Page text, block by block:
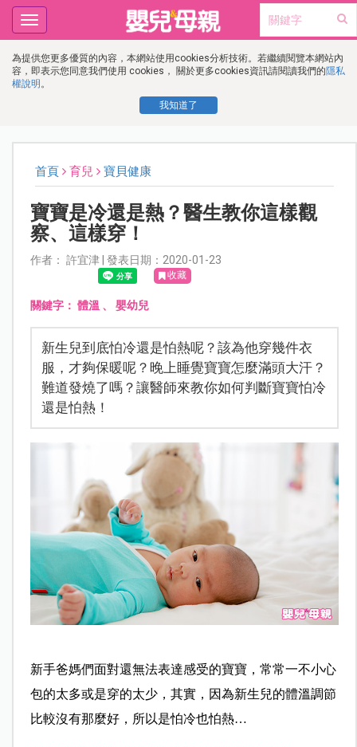
為提供您更多優質的內容，本網站使用cookies分析技術。若繼續閱覽本網站內
容，即表示您同意我們使用 cookies， 關於更多cookies資訊請閱讀我們的隱私
權說明 。
我知道了
Toggle
navigation
首頁 育兒 寶貝健康
寶寶是冷還是熱？醫生教你這樣觀
察、這樣穿！
作者： 許宜津 | 發表日期：2020-01-23
收藏
關鍵字： 體溫 、 嬰幼兒
新生兒到底怕冷還是怕熱呢？該為他穿幾件衣
服，才夠保暖呢？晚上睡覺寶寶怎麼滿頭大汗？
難道發燒了嗎？讓醫師來教你如何判斷寶寶怕冷
還是怕熱！
新手爸媽們面對還無法表達感受的寶寶，常常一不小心
包的太多或是穿的太少，其實，因為新生兒的體溫調節
比較沒有那麼好，所以是怕冷也怕熱…